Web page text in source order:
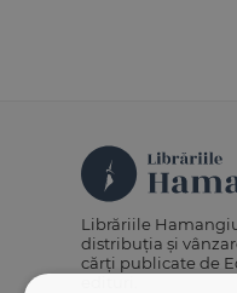
Librăriile
distribuția și
cărți publicate de